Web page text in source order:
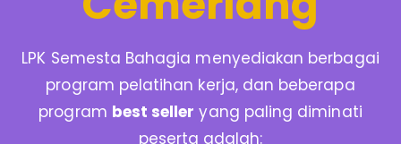
LPK Semesta Bahagia menyediakan berbagai
program pelatihan kerja, dan beberapa
program best seller yang paling diminati
peserta adalah: